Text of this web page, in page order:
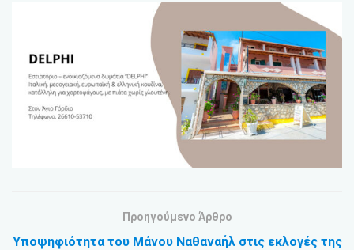
Προηγούμενο Άρθρο
Υποψηφιότητα του Μάνου Ναθαναήλ στις εκλογές της